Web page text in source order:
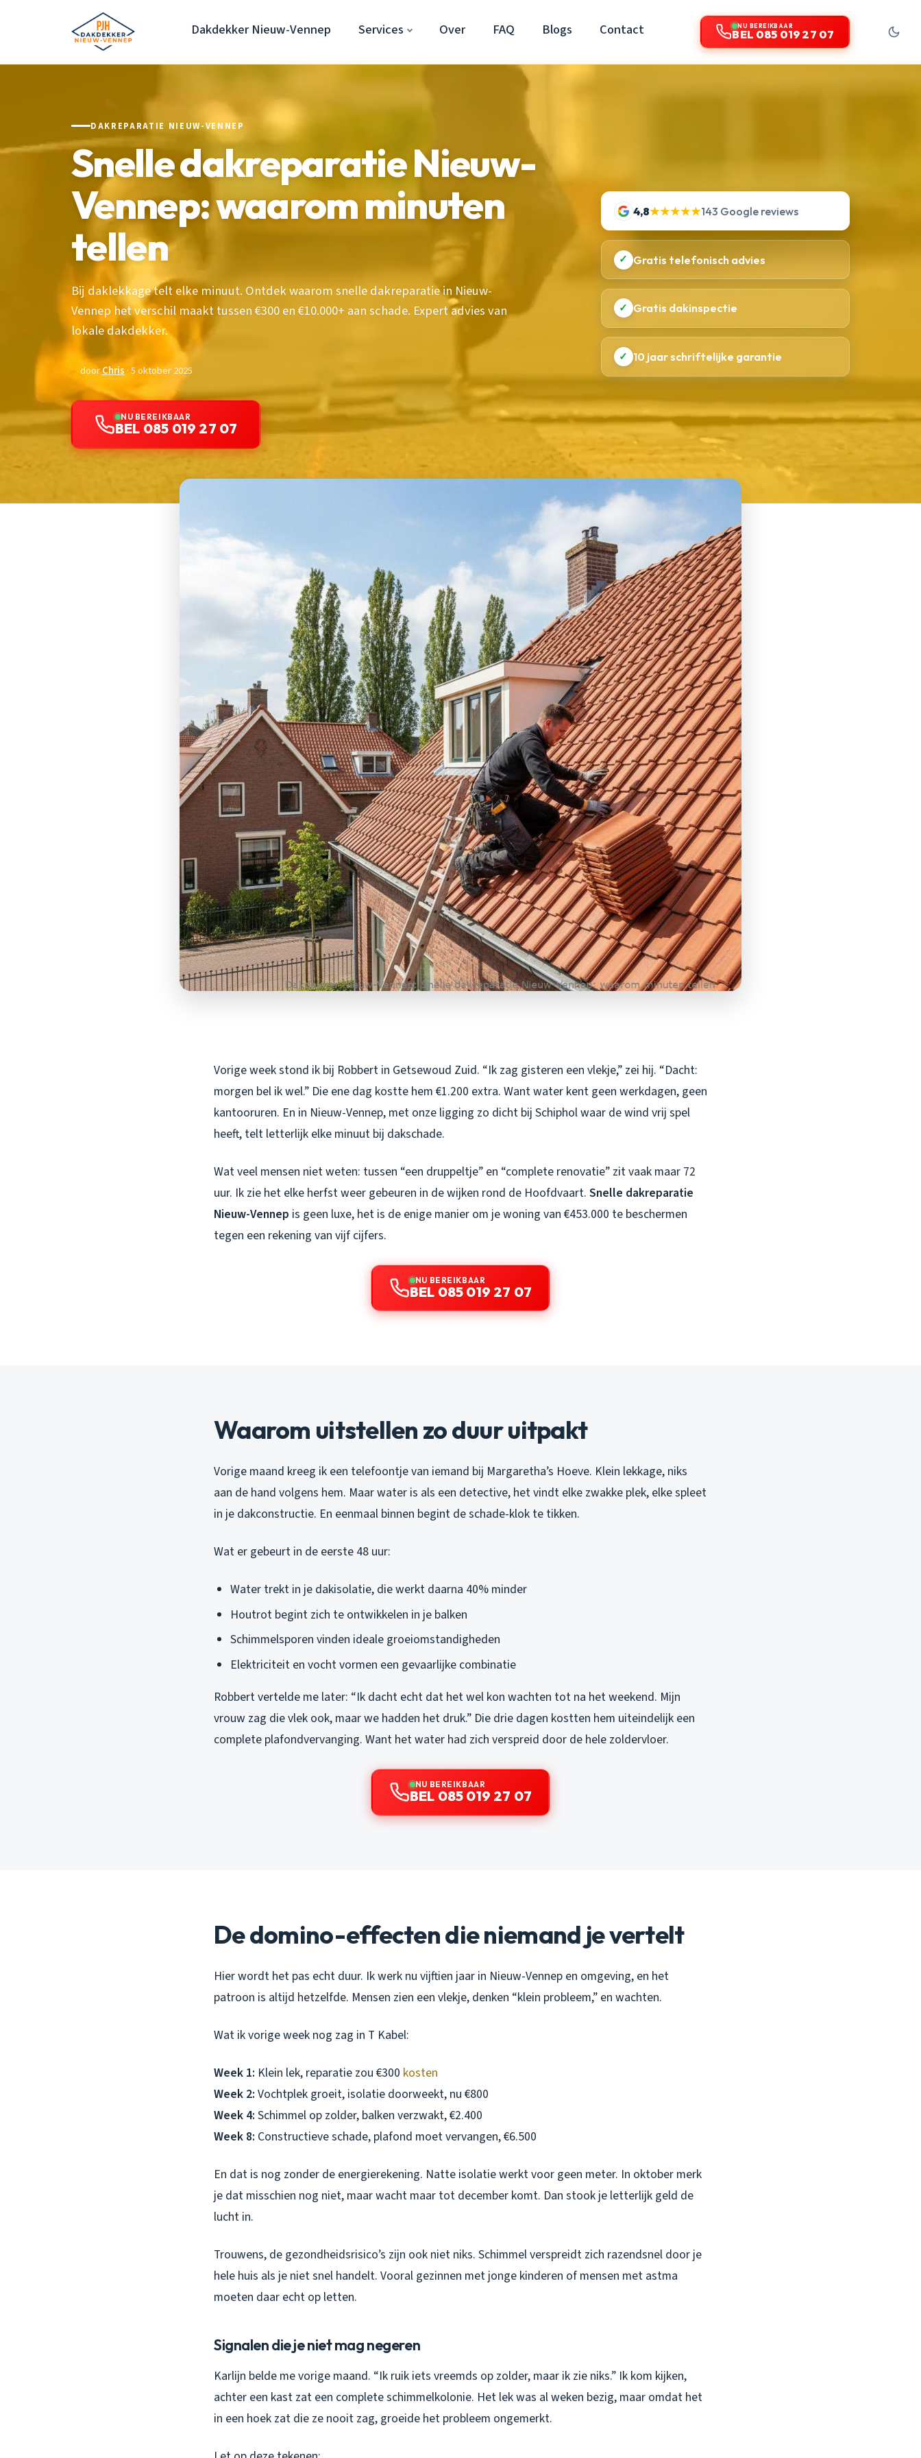
Dakdekker Nieuw-Vennep Services Over FAQ Blogs Contact NU BEREIKBAAR
BEL 085 019 27 07
DAKREPARATIE NIEUW-VENNEP
Snelle dakreparatie Nieuw-
Vennep: waarom minuten
tellen
Bij daklekkage telt elke minuut. Ontdek waarom snelle dakreparatie in Nieuw-
Vennep het verschil maakt tussen €300 en €10.000+ aan schade. Expert advies van
lokale dakdekker.
doorChris · 5 oktober 2025
NU BEREIKBAAR
BEL 085 019 27 07
4,8★★★★★143 Google reviews
✓ Gratis telefonisch advies
✓ Gratis dakinspectie
✓ 10 jaar schriftelijke garantie
Vorige week stond ik bij Robbert in Getsewoud Zuid. “Ik zag gisteren een vlekje,” zei hij. “Dacht:
morgen bel ik wel.” Die ene dag kostte hem €1.200 extra. Want water kent geen werkdagen, geen
kantooruren. En in Nieuw-Vennep, met onze ligging zo dicht bij Schiphol waar de wind vrij spel
heeft, telt letterlijk elke minuut bij dakschade.
Wat veel mensen niet weten: tussen “een druppeltje” en “complete renovatie” zit vaak maar 72
uur. Ik zie het elke herfst weer gebeuren in de wijken rond de Hoofdvaart. Snelle dakreparatie
Nieuw-Vennep is geen luxe, het is de enige manier om je woning van €453.000 te beschermen
tegen een rekening van vijf cijfers.
NU BEREIKBAAR
BEL 085 019 27 07
Waarom uitstellen zo duur uitpakt
Vorige maand kreeg ik een telefoontje van iemand bij Margaretha’s Hoeve. Klein lekkage, niks
aan de hand volgens hem. Maar water is als een detective, het vindt elke zwakke plek, elke spleet
in je dakconstructie. En eenmaal binnen begint de schade-klok te tikken.
Wat er gebeurt in de eerste 48 uur:
Water trekt in je dakisolatie, die werkt daarna 40% minder
Houtrot begint zich te ontwikkelen in je balken
Schimmelsporen vinden ideale groeiomstandigheden
Elektriciteit en vocht vormen een gevaarlijke combinatie
Robbert vertelde me later: “Ik dacht echt dat het wel kon wachten tot na het weekend. Mijn
vrouw zag die vlek ook, maar we hadden het druk.” Die drie dagen kostten hem uiteindelijk een
complete plafondvervanging. Want het water had zich verspreid door de hele zoldervloer.
NU BEREIKBAAR
BEL 085 019 27 07
De domino-effecten die niemand je vertelt
Hier wordt het pas echt duur. Ik werk nu vijftien jaar in Nieuw-Vennep en omgeving, en het
patroon is altijd hetzelfde. Mensen zien een vlekje, denken “klein probleem,” en wachten.
Wat ik vorige week nog zag in T Kabel:
Week 1: Klein lek, reparatie zou €300 kosten
Week 2: Vochtplek groeit, isolatie doorweekt, nu €800
Week 4: Schimmel op zolder, balken verzwakt, €2.400
Week 8: Constructieve schade, plafond moet vervangen, €6.500
En dat is nog zonder de energierekening. Natte isolatie werkt voor geen meter. In oktober merk
je dat misschien nog niet, maar wacht maar tot december komt. Dan stook je letterlijk geld de
lucht in.
Trouwens, de gezondheidsrisico’s zijn ook niet niks. Schimmel verspreidt zich razendsnel door je
hele huis als je niet snel handelt. Vooral gezinnen met jonge kinderen of mensen met astma
moeten daar echt op letten.
Signalen die je niet mag negeren
Karlijn belde me vorige maand. “Ik ruik iets vreemds op zolder, maar ik zie niks.” Ik kom kijken,
achter een kast zat een complete schimmelkolonie. Het lek was al weken bezig, maar omdat het
in een hoek zat die ze nooit zag, groeide het probleem ongemerkt.